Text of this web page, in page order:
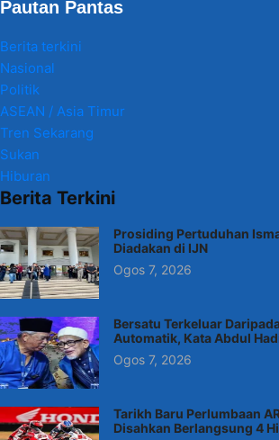
Pautan Pantas
Berita terkini
Nasional
Politik
ASEAN / Asia Timur
Tren Sekarang
Sukan
Hiburan
Berita Terkini
Prosiding Pertuduhan
Diadakan di IJN
Ogos 7, 2026
Bersatu Terkeluar
Automatik, Kata Abdul
Ogos 7, 2026
Tarikh Baru Perlumbaan
Disahkan Berlangsung 4